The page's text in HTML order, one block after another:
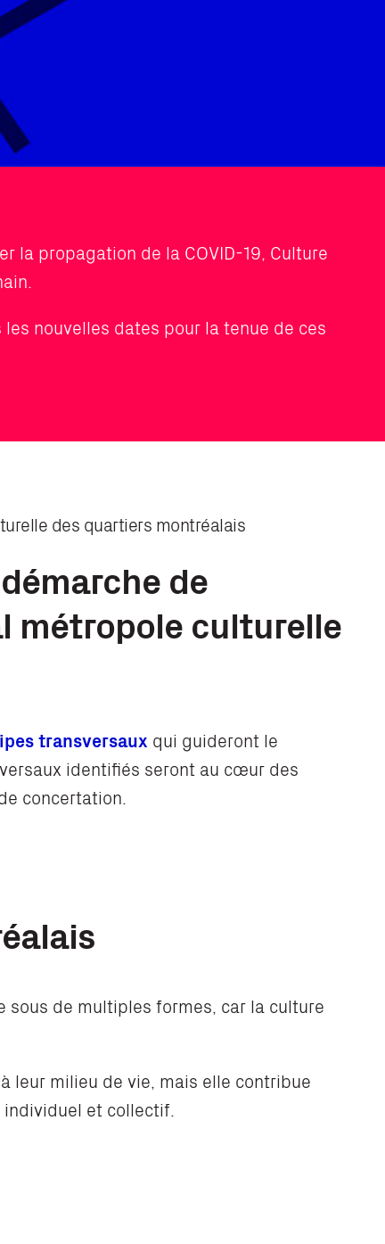
la propagation de la COVID-19, Culture
nouvelles dates pour la tenue de ces
des quartiers montréalais
de
métropole culturelle
transversaux qui guideront le
identifiés seront au cœur des
concertation.
de multiples formes, car la culture
leur milieu de vie, mais elle contribue
individuel et collectif.